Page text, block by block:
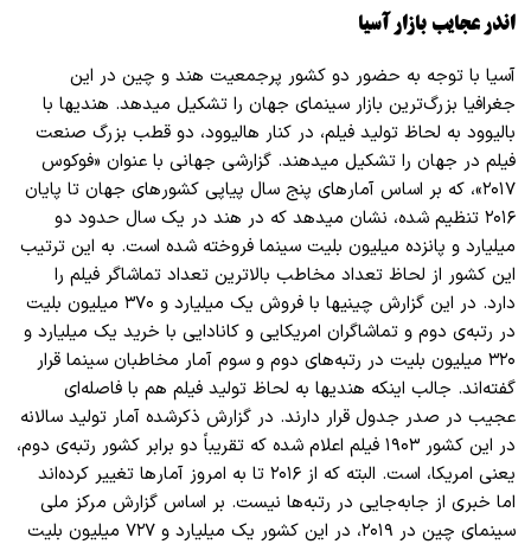
اندر عجایب بازار آسیا
آسیا با توجه به حضور دو کشور پرجمعیت هند و چین در این
جغرافیا بزرگترین بازار سینمای جهان را تشکیل میدهد. هندیها با
بالیوود به لحاظ تولید فیلم، در کنار هالیوود، دو قطب بزرگ صنعت
فیلم در جهان را تشکیل میدهند. گزارشی جهانی با عنوان «فوکوس
۲۰۱۷»، که بر اساس آمار
های پنج سال پیاپی کشورهای جهان تا پایان
۲۰۱۶ تنظیم شده، نشان میدهد که در هند در یک سال حدود دو
میلیارد و پانزده میلیون بلیت سینما فروخته شده است. به این ترتیب
این کشور از لحاظ تعداد مخاطب بالاترین تعداد تماشاگر فیلم را
دارد. در این گزارش چینیها
با فروش یک میلیارد و ۳۷۰ میلیون بلیت
در رتبهی دوم و تماشاگران امریکایی و کانادایی با خرید یک میلیارد و
۳۲۰ میلیون بلیت در رتبه
های دوم و سوم آمار مخاطبان سینما قرار
گفتهاند. جالب اینکه هندیها به لحاظ تولید فیلم هم با فاصلهای
عجیب در صدر جدول قرار دارند. در گزارش ذکرشده آمار تولید سالانه
در این کشور ۱۹۰۳ فیلم اعلام شده که تقریباً دو برابر کشور رتبه
ی دوم،
یعنی امریکا، است. البته که از ۲۰۱۶ تا به امروز آمار
ها تغییر کردهاند
اما خبری از جابهجایی در رتبهها نیست. بر اساس گزارش مرکز ملی
سینمای چین در ۲۰۱۹، در این کشور یک میلیارد و ۷۲۷ میلیون بلیت